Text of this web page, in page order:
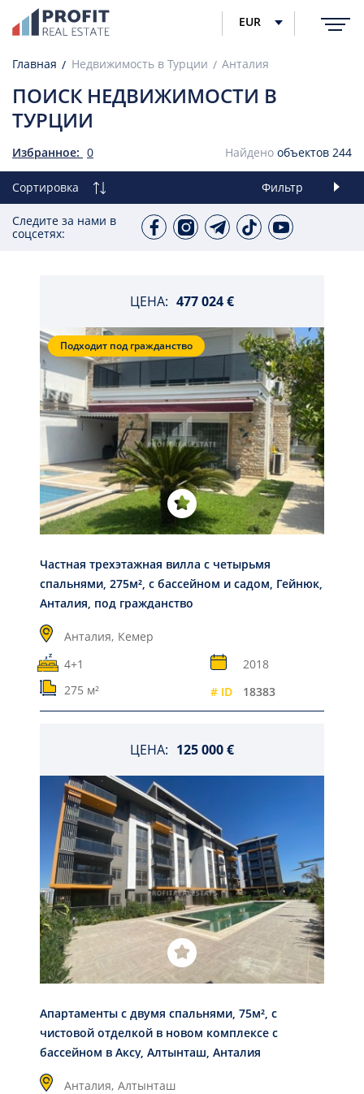
EUR
Главная Недвижимость в Турции Анталия
ПОИСК НЕДВИЖИМОСТИ В
ТУРЦИИ
Избранное: 0 Найдено объектов 244
Сортировка Фильтр
Следите за нами в
соцсетях:
ЦЕНА: 477 024 €
Подходит под гражданство
Частная трехэтажная вилла с четырьмя
спальнями, 275м², с бассейном и садом, Гейнюк,
Анталия, под гражданство
Анталия, Кемер
4+1
2018
275 м²
# ID 18383
ЦЕНА: 125 000 €
Апартаменты с двумя спальнями, 75м², с
чистовой отделкой в новом комплексе с
бассейном в Аксу, Алтынташ, Анталия
Анталия, Алтынташ